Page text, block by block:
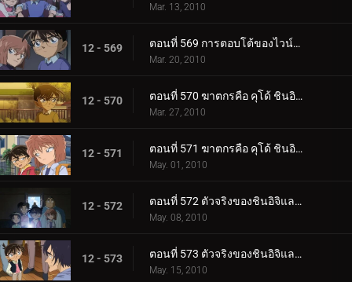
Mar. 13, 2010
12 - 569 ตอนที่ 569 การตอบโต้ของไวน์แดง
Mar. 20, 2010
12 - 570 ตอนที่ 570 ฆาตกรคือ คุโด้ ชินอิจิ (ตอนพิเศษ 1)
Mar. 27, 2010
12 - 571 ตอนที่ 571 ฆาตกรคือ คุโด้ ชินอิจิ (ตอนพิเศษ 2)
May. 01, 2010
12 - 572 ตอนที่ 572 ตัวจริงของชินอิจิและน้ำตาของรัน (ตอนพิเศษ 1)
May. 08, 2010
12 - 573 ตอนที่ 573 ตัวจริงของชินอิจิและน้ำตาของรัน (ตอนพิเศษ 2)
May. 15, 2010